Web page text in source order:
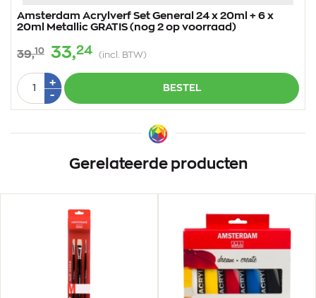
Amsterdam Acrylverf Set General 24 x 20ml + 6 x
20ml Metallic GRATIS (nog 2 op voorraad)
39,10 33,24 (incl. BTW)
Aantal
+Plus
-Min
1
BESTEL
Gerelateerde producten